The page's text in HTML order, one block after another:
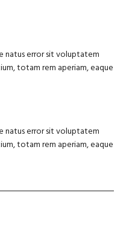
natus error sit voluptatem
totam rem aperiam, eaque
natus error sit voluptatem
totam rem aperiam, eaque